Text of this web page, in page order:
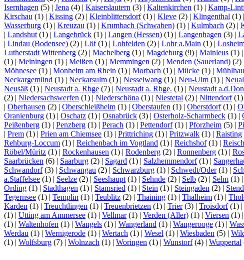
Isernhagen (5) | Jena (4) | Kaiserslautern (3) | Kaltenkirchen (1) | Kamp-
Kirschau (1) | Kissing (2) | Kleinblittersdorf(1) | Kleve (2) | Klingenthal (1) |
Wasserburg (1) | Kreuzau (1) | Krumbach (Schwaben) (1) | Kulmbach (2) |
| Landshut (1) | Langebrück (1) | Langen (Hessen) (1) | Langenhagen (3) |
| Lindau (Bodensee) (2) | Löf(1) | Lohfelden (2) | Lohr a.Main (1) |
Lutherstadt Wittenberg (2) | Machelberg (1) | Magdeburg (9) | Mainleus (1) |
(1) | Meiningen (1) | Meißen (1) | Memmingen (2) | Menden (Sauerland) (2)
Möhnesee (1) | Monheim am Rhein (1) | Morbach (1) | Mücke (1) |
Neckargemünd (1) | Neckarsulm (1) | Nesselwang (1) | Neu-Ulm (1) |
Neusäß (1) | Neustadt a. Rbge (7) | Neustadt a. Rbge. (1) | Neustadt
(2) | Niedersachswerfen (1) | Niederschöna (1) | Niestetal (2) | Nittendorf(1)
| Oberhausen (2) | Oberschleißheim (1) | Oberstaufen (1) | Oberstdorf(1) |
Oranienburg (1) | Oschatz (1) | Osnabrück (3) | Osterholz-Scharmbeck (1) |
Peißenberg (1) | Penzberg (1) | Perach (1) | Pettendorf(1) | Pforzheim (5) |
| Prem (1) | Prien am Chiemsee (1) | Prittriching (1) | Pritzwalk (1) | Raisting
Rehburg-Loccum (1) | Reichenbach im Vogtland (1) | Reichshof(1) |
Röbel/Müritz (1) | Rockenhausen (1) | Rodenberg (2) | Ronnenberg (1) |
Saarbrücken (6) | Saarburg (2) | Sagard (1) | Salzhemmendorf(1) |
Schwandorf(3) | Schwangau (2) | Schwarzburg (1) | Schwedt/Oder(1) |
a.Staffelsee (1) | Seelze (2) | Seeshaupt (1) | Sehnde (2) | Selb (2) | Selm (1) |
Ording (1) | Stadthagen (1) | Stamsried (1) | Stein (1) | Steingaden (2) |
Tegernsee (1) | Templin (1) | Teublitz (2) | Thaining (1) | Thalheim (1) |
Karden (1) | Treuchtlingen (1) | Treuenbrietzen (1) | Trier(3) | Troisdorf(1) |
(1) | Utting am Ammersee (1) | Vellmar(1) | Verden (Aller) (1) | Viersen (1) |
(1) | Waltenhofen (1) | Wangels (1) | Wangerland (1) | Wangerooge (1) |
Werdau (1) | Wernigerode (1) | Wertach (1) | Wesel (1) | Wiesbaden (5) |
(1) | Wolfsburg (7) | Wolnzach (1) | Woringen (1) | Wunstorf(4) | Wuppertal